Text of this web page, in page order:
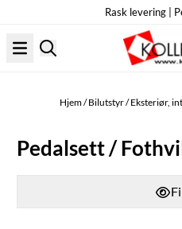
Rask levering |
Hjem/Bilutstyr/Eksteriør,
Pedalsett /